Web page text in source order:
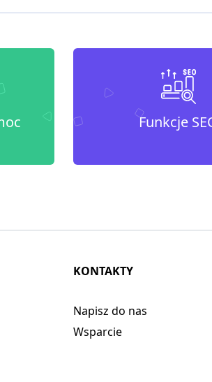
Funkcje
KONTAKTY
Napisz do nas
Wsparcie